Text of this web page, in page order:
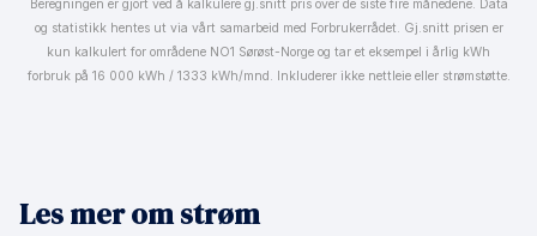
Beregningen er gjort ved å kalkulere gj.snitt pris over de siste fire månedene. Data
og statistikk hentes ut via vårt samarbeid med Forbrukerrådet. Gj.snitt prisen er
kun kalkulert for områdene NO1 Sørøst-Norge og tar et eksempel i årlig kWh
forbruk på 16 000 kWh / 1333 kWh/mnd. Inkluderer ikke nettleie eller strømstøtte.
Les mer om strøm